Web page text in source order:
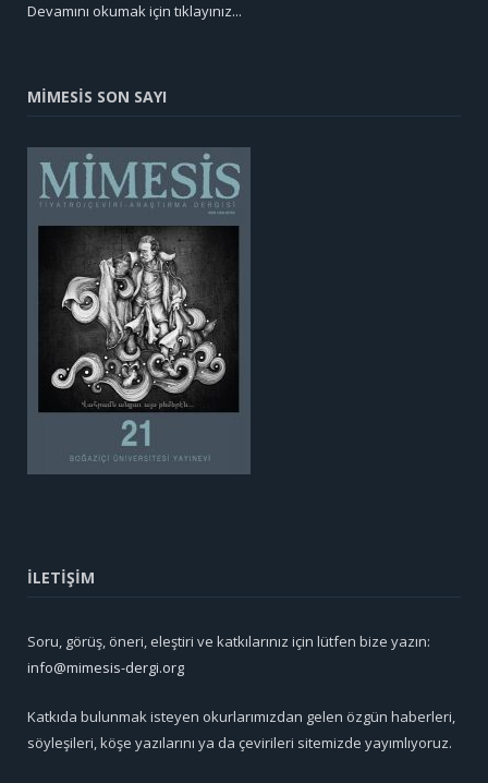
Devamını okumak için tıklayınız...
MİMESİS SON SAYI
İLETİŞİM
Soru, görüş, öneri, eleştiri ve katkılarınız için lütfen bize yazın:
info@mimesis-dergi.org
Katkıda bulunmak isteyen okurlarımızdan gelen özgün haberleri,
söyleşileri, köşe yazılarını ya da çevirileri sitemizde yayımlıyoruz.